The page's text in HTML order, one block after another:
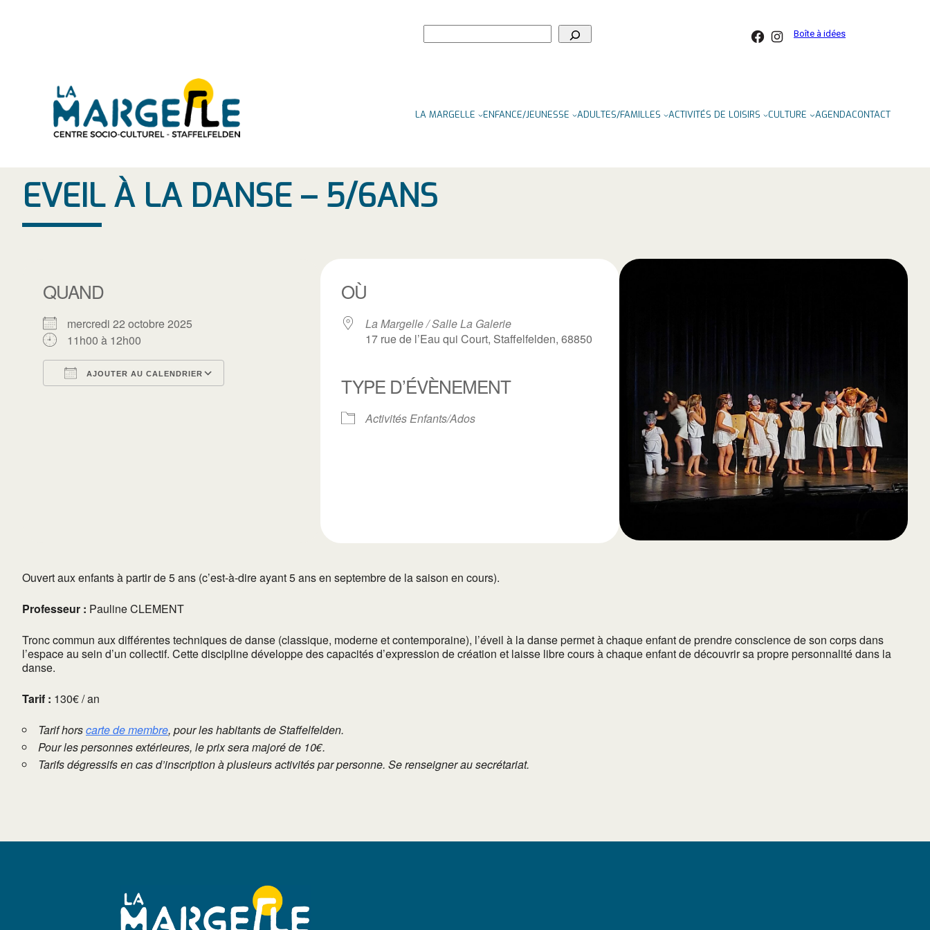
Facebook
Instagram
Boîte à idées
LA MARGELLE ENFANCE/JEUNESSE ADULTES/FAMILLES ACTIVITÉS DE LOISIRS CULTURE AGENDACONTACT
EVEIL À LA DANSE – 5/6ANS
QUAND
mercredi 22 octobre 2025
11h00 à 12h00
AJOUTER AU CALENDRIER
iCalendar Outlook Live
OÙ
La Margelle / Salle La Galerie
17 rue de l’Eau qui Court, Staffelfelden, 68850
TYPE D’ÉVÈNEMENT
Activités Enfants/Ados
Ouvert aux enfants à partir de 5 ans (c’est-à-dire ayant 5 ans en septembre de la saison en cours).
Professeur : Pauline CLEMENT
Tronc commun aux différentes techniques de danse (classique, moderne et contemporaine), l’éveil à la danse permet à chaque enfant de prendre conscience de son corps dans
l’espace au sein d’un collectif. Cette discipline développe des capacités d’expression de création et laisse libre cours à chaque enfant de découvrir sa propre personnalité dans la
danse.
Tarif : 130€ / an
Tarif horscarte de membre, pour les habitants de Staffelfelden.
Pour les personnes extérieures, le prix sera majoré de 10€.
Tarifs dégressifs en cas d’inscription à plusieurs activités par personne. Se renseigner au secrétariat.